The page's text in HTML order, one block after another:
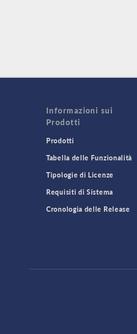
Informazioni sui
Prodotti
Prodotti
Tabella delle Funzionalità
Tipologie di Licenze
Requisiti di Sistema
Cronologia delle Release